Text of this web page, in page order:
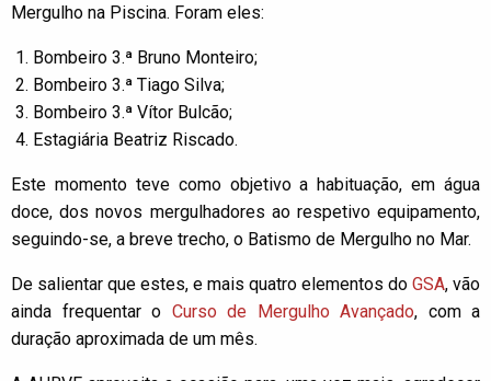
Mergulho na Piscina. Foram eles:
Bombeiro 3.ª Bruno Monteiro;
Bombeiro 3.ª Tiago Silva;
Bombeiro 3.ª Vítor Bulcão;
Estagiária Beatriz Riscado.
Este momento teve como objetivo a habituação, em água
doce, dos novos mergulhadores ao respetivo equipamento,
seguindo-se, a breve trecho, o Batismo de Mergulho no Mar.
De salientar que estes, e mais quatro elementos do GSA, vão
ainda frequentar o Curso de Mergulho Avançado, com a
duração aproximada de um mês.